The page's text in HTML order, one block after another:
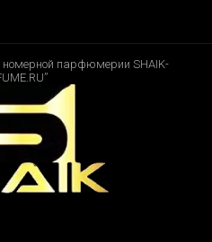
парфюмерии SHAIK-